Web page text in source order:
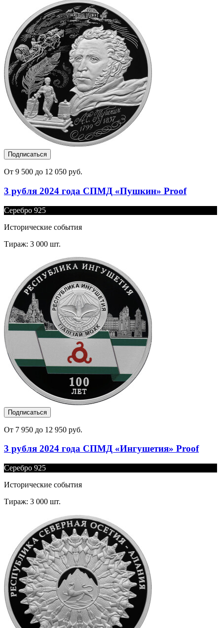
Подписаться
От 9 500 до 12 050 руб.
3 рубля 2024 года СПМД «Пушкин» Proof
Серебро 925
Исторические события
Тираж: 3 000 шт.
Подписаться
От 7 950 до 12 950 руб.
3 рубля 2024 года СПМД «Ингушетия» Proof
Серебро 925
Исторические события
Тираж: 3 000 шт.